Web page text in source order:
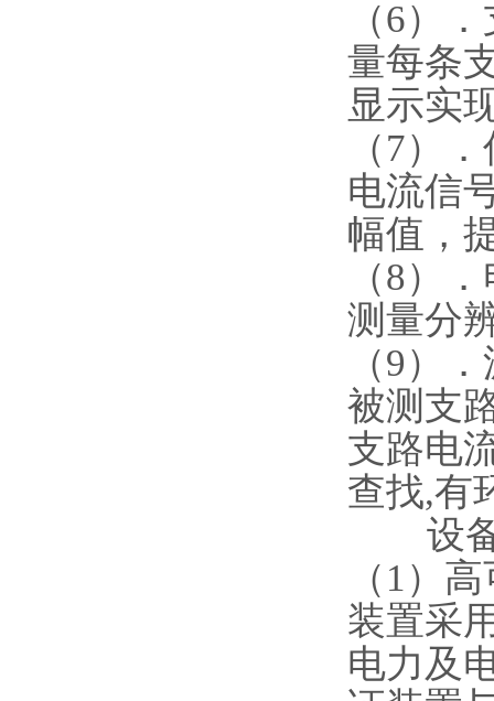
（6）
量每条
显示实
（7）
电流信
幅值，
（8）
测量分
（9）
被测支
支路电
查找,有
设备
（1）
装置采
电力及